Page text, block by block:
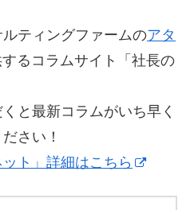
ティングファームのアタ
るコラムサイト「社長の
と最新コラムがいち早く
さい！
ト」詳細はこちら